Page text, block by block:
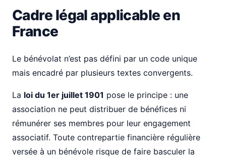
Cadre légal applicable en
France
Le bénévolat n’est pas défini par un code unique
mais encadré par plusieurs textes convergents.
La loi du 1er juillet 1901 pose le principe : une
association ne peut distribuer de bénéfices ni
rémunérer ses membres pour leur engagement
associatif. Toute contrepartie financière régulière
versée à un bénévole risque de faire basculer la